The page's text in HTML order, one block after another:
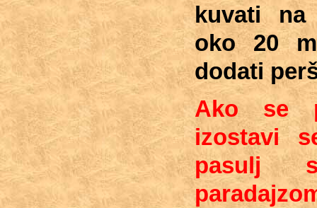
kuvati
oko 20
dodati
Ako se
izostavi
pasulj